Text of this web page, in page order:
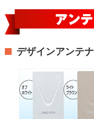
デザインアンテナ